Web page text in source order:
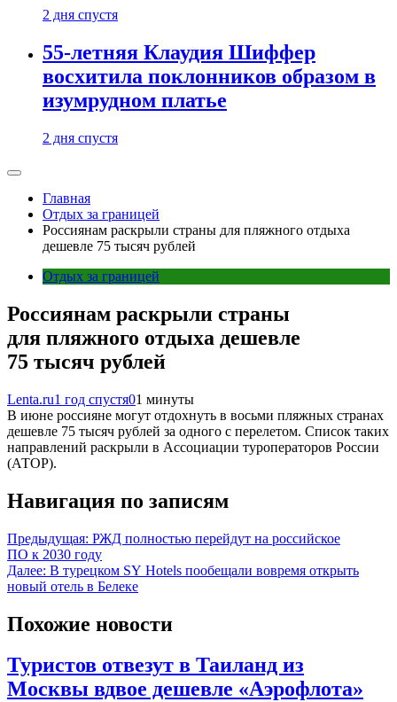
2 дня спустя
55-летняя Клаудия Шиффер
восхитила поклонников образом в
изумрудном платье
2 дня спустя
Главная
Отдых за границей
Россиянам раскрыли страны для пляжного отдыха
дешевле 75 тысяч рублей
Отдых за границей
Россиянам раскрыли страны
для пляжного отдыха дешевле
75 тысяч рублей
Lenta.ru1 год спустя01 минуты
В июне россияне могут отдохнуть в восьми пляжных странах
дешевле 75 тысяч рублей за одного с перелетом. Список таких
направлений раскрыли в Ассоциации туроператоров России
(АТОР).
Навигация по записям
Предыдущая: РЖД полностью перейдут на российское
ПО к 2030 году
Далее: В турецком SY Hotels пообещали вовремя открыть
новый отель в Белеке
Похожие новости
Туристов отвезут в Таиланд из
Москвы вдвое дешевле «Аэрофлота»